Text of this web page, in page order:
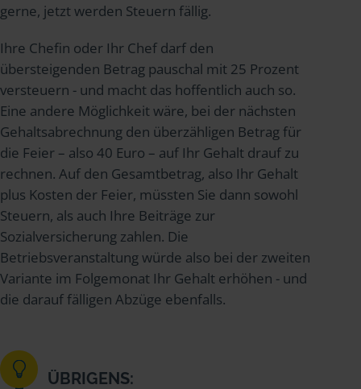
gerne, jetzt werden Steuern fällig.
Ihre Chefin oder Ihr Chef darf den
übersteigenden Betrag pauschal mit 25 Prozent
versteuern - und macht das hoffentlich auch so.
Eine andere Möglichkeit wäre, bei der nächsten
Gehaltsabrechnung den überzähligen Betrag für
die Feier – also 40 Euro – auf Ihr Gehalt drauf zu
rechnen. Auf den Gesamtbetrag, also Ihr Gehalt
plus Kosten der Feier, müssten Sie dann sowohl
Steuern, als auch Ihre Beiträge zur
Sozialversicherung zahlen. Die
Betriebsveranstaltung würde also bei der zweiten
Variante im Folgemonat Ihr Gehalt erhöhen - und
die darauf fälligen Abzüge ebenfalls.
ÜBRIGENS: